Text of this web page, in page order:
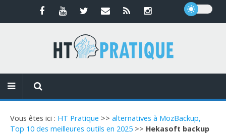
Vous êtes ici : HT Pratique >> alternatives à MozBackup,
Top 10 des meilleures outils en 2025 >> Hekasoft backup